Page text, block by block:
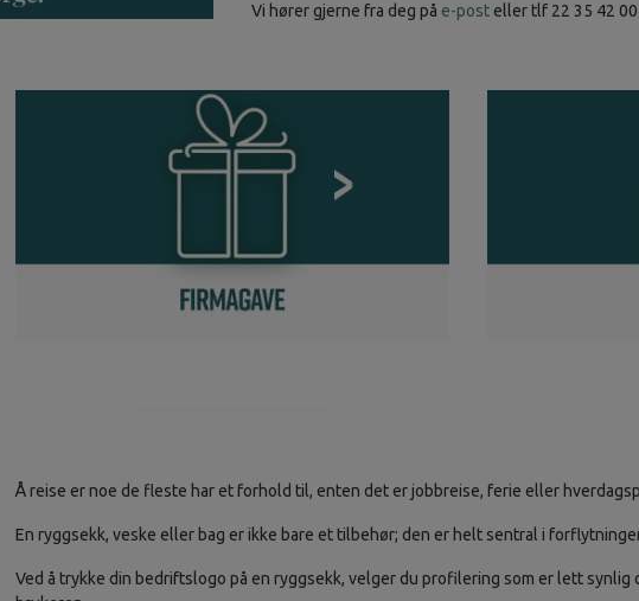
Vi hører gjerne fra deg på e-posteller tlf 22 35 42 00
Å reise er noe de fleste har et forhold til, enten det er jobbreise, ferie eller
En ryggsekk, veske eller bag er ikke bare et tilbehør; den er helt sentral i
Ved å trykke din bedriftslogo på en ryggsekk, velger du profilering som er lett synlig